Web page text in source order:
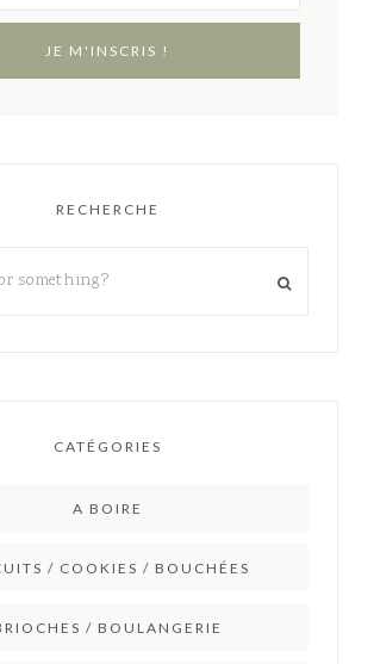
RECHERCHE
CATÉGORIES
A BOIRE
/ COOKIES / BOUCHÉES
/ BOULANGERIE